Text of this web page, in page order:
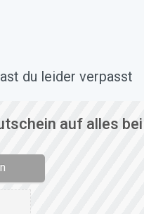
du leider verpasst
auf alles